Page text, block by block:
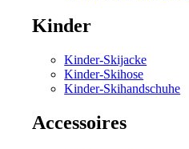
Kinder
Kinder-Skijacke
Kinder-Skihose
Kinder-Skihandschuhe
Accessoires